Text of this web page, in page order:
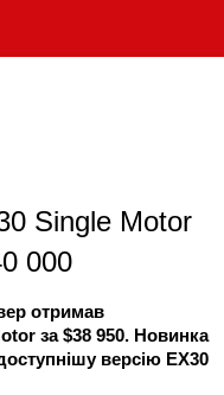
Single Motor
000
отримав
за $38 950. Новинка
версію EX30